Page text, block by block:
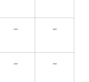
－ －
－ －